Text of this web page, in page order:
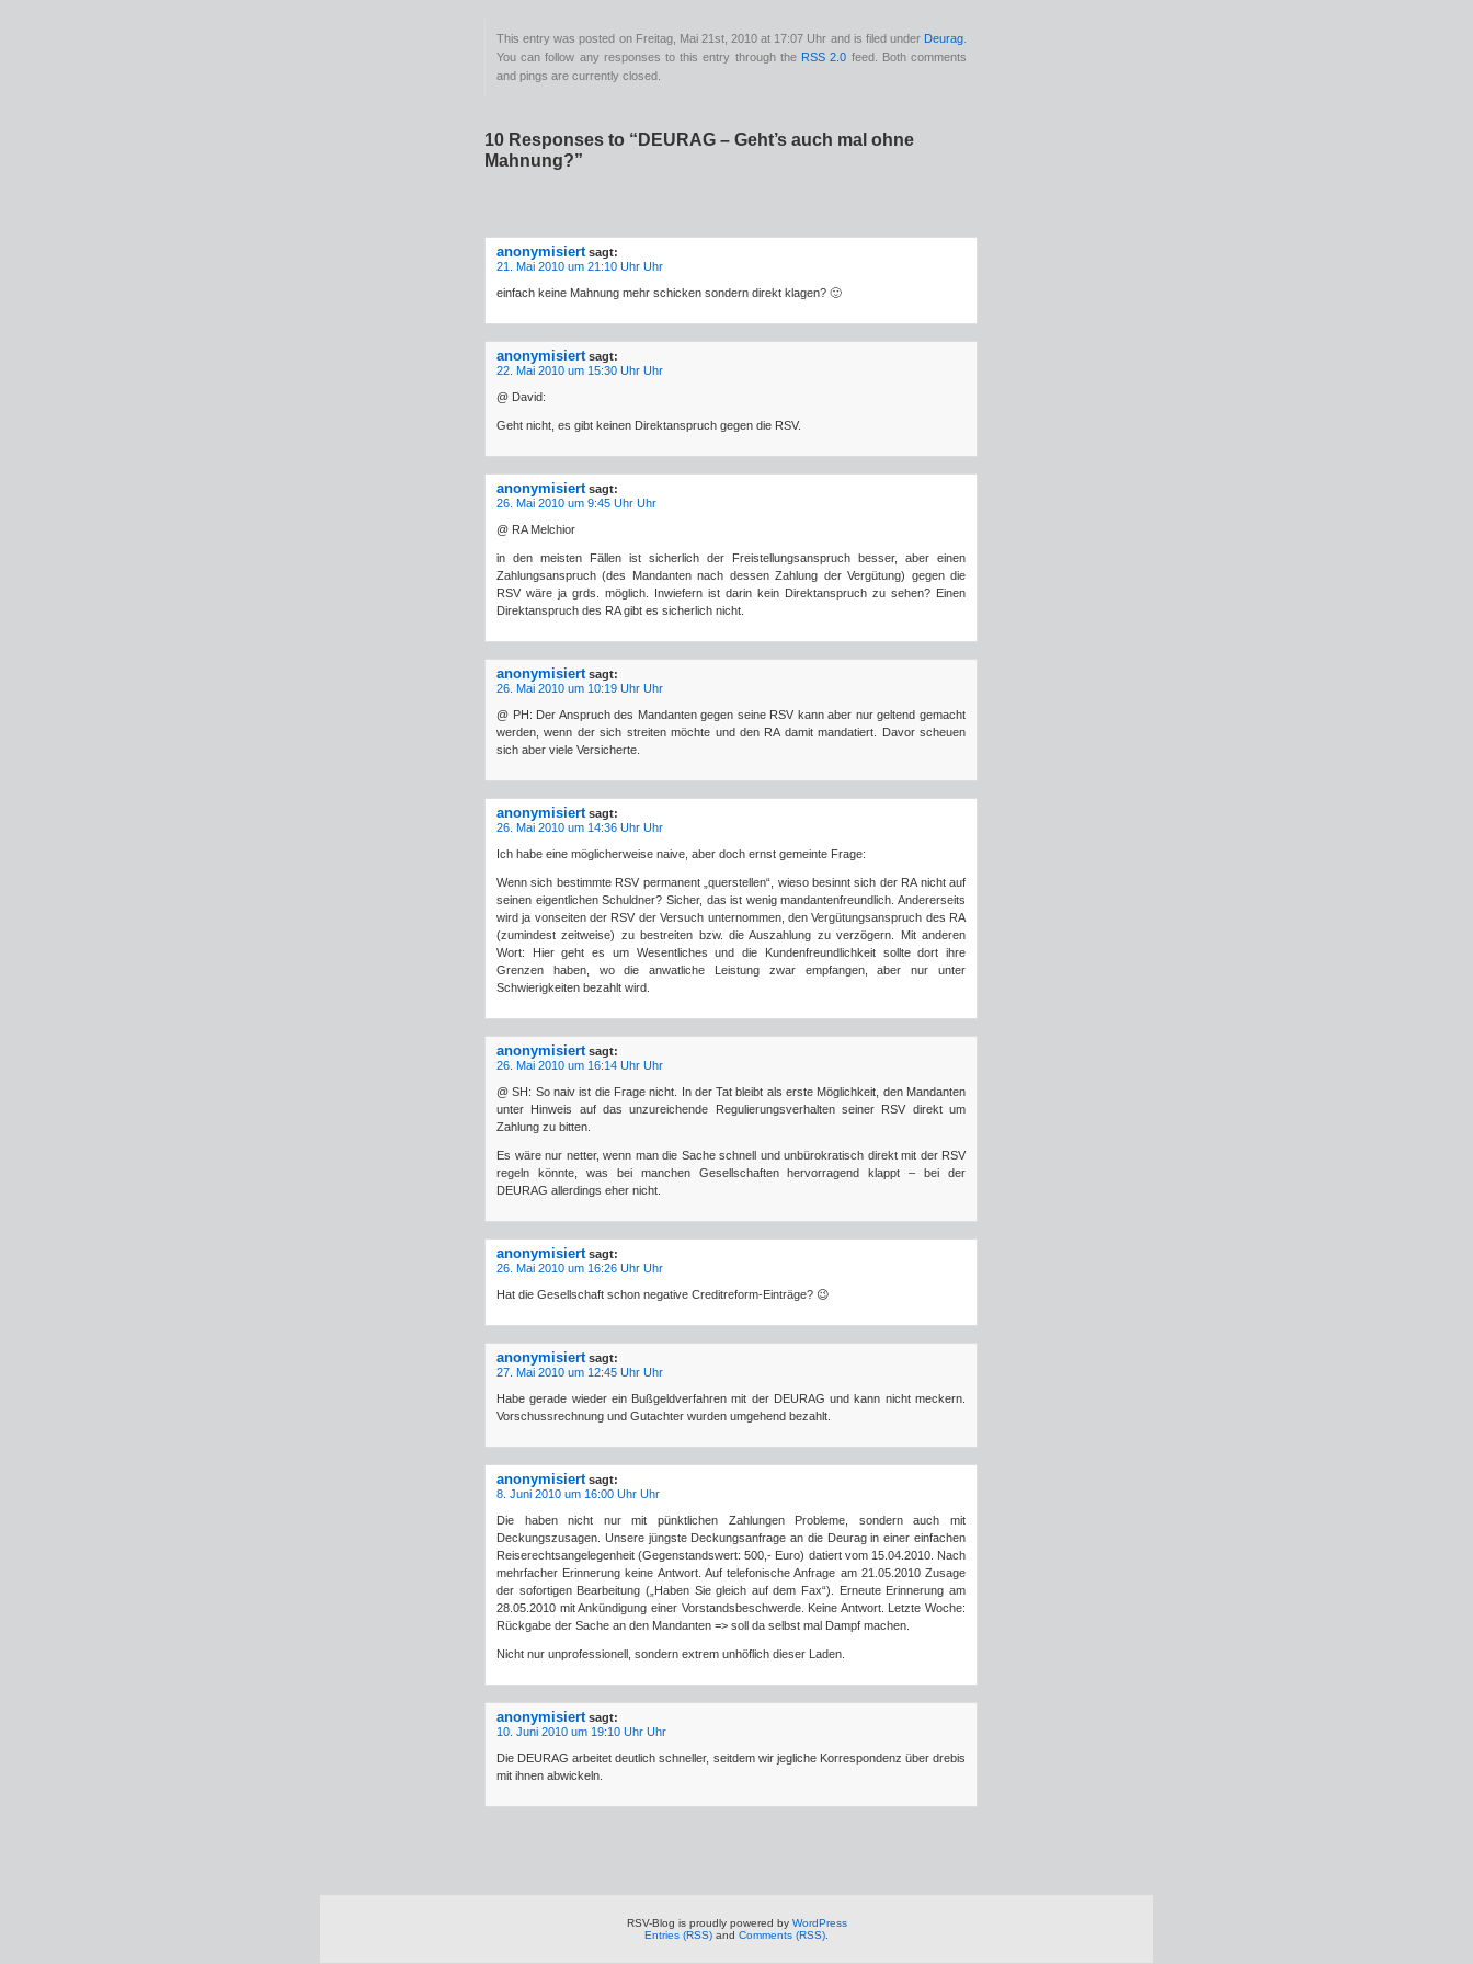
This entry was posted on Freitag, Mai 21st, 2010 at 17:07 Uhr and is filed under Deurag
You can follow any responses to this entry through the RSS 2.0 feed. Both comments
and pings are currently closed.
10 Responses to “DEURAG – Geht’s auch mal ohne
Mahnung?”
anonymisiert sagt:
21. Mai 2010 um 21:10 Uhr Uhr
einfach keine Mahnung mehr schicken sondern direkt klagen? 🙂
anonymisiert sagt:
22. Mai 2010 um 15:30 Uhr Uhr
@ David:
Geht nicht, es gibt keinen Direktanspruch gegen die RSV.
anonymisiert sagt:
26. Mai 2010 um 9:45 Uhr Uhr
@ RA Melchior
in den meisten Fällen ist sicherlich der Freistellungsanspruch besser, aber einen
Zahlungsanspruch (des Mandanten nach dessen Zahlung der Vergütung) gegen die
RSV wäre ja grds. möglich. Inwiefern ist darin kein Direktanspruch zu sehen? Einen
Direktanspruch des RA gibt es sicherlich nicht.
anonymisiert sagt:
26. Mai 2010 um 10:19 Uhr Uhr
@ PH: Der Anspruch des Mandanten gegen seine RSV kann aber nur geltend gemacht
werden, wenn der sich streiten möchte und den RA damit mandatiert. Davor scheuen
sich aber viele Versicherte.
anonymisiert sagt:
26. Mai 2010 um 14:36 Uhr Uhr
Ich habe eine möglicherweise naive, aber doch ernst gemeinte Frage:
Wenn sich bestimmte RSV permanent „querstellen“, wieso besinnt sich der RA nicht auf
seinen eigentlichen Schuldner? Sicher, das ist wenig mandantenfreundlich. Andererseits
wird ja vonseiten der RSV der Versuch unternommen, den Vergütungsanspruch des RA
(zumindest zeitweise) zu bestreiten bzw. die Auszahlung zu verzögern. Mit anderen
Wort: Hier geht es um Wesentliches und die Kundenfreundlichkeit sollte dort ihre
Grenzen haben, wo die anwatliche Leistung zwar empfangen, aber nur unter
Schwierigkeiten bezahlt wird.
anonymisiert sagt:
26. Mai 2010 um 16:14 Uhr Uhr
@ SH: So naiv ist die Frage nicht. In der Tat bleibt als erste Möglichkeit, den Mandanten
unter Hinweis auf das unzureichende Regulierungsverhalten seiner RSV direkt um
Zahlung zu bitten.
Es wäre nur netter, wenn man die Sache schnell und unbürokratisch direkt mit der RSV
regeln könnte, was bei manchen Gesellschaften hervorragend klappt – bei der
DEURAG allerdings eher nicht.
anonymisiert sagt:
26. Mai 2010 um 16:26 Uhr Uhr
Hat die Gesellschaft schon negative Creditreform-Einträge? 😉
anonymisiert sagt:
27. Mai 2010 um 12:45 Uhr Uhr
Habe gerade wieder ein Bußgeldverfahren mit der DEURAG und kann nicht meckern.
Vorschussrechnung und Gutachter wurden umgehend bezahlt.
anonymisiert sagt:
8. Juni 2010 um 16:00 Uhr Uhr
Die haben nicht nur mit pünktlichen Zahlungen Probleme, sondern auch mit
Deckungszusagen. Unsere jüngste Deckungsanfrage an die Deurag in einer einfachen
Reiserechtsangelegenheit (Gegenstandswert: 500,- Euro) datiert vom 15.04.2010. Nach
mehrfacher Erinnerung keine Antwort. Auf telefonische Anfrage am 21.05.2010 Zusage
der sofortigen Bearbeitung („Haben Sie gleich auf dem Fax“). Erneute Erinnerung am
28.05.2010 mit Ankündigung einer Vorstandsbeschwerde. Keine Antwort. Letzte Woche:
Rückgabe der Sache an den Mandanten => soll da selbst mal Dampf machen.
Nicht nur unprofessionell, sondern extrem unhöflich dieser Laden.
anonymisiert sagt:
10. Juni 2010 um 19:10 Uhr Uhr
Die DEURAG arbeitet deutlich schneller, seitdem wir jegliche Korrespondenz über drebis
mit ihnen abwickeln.
RSV-Blog is proudly powered by WordPress
Entries (RSS) and Comments (RSS)